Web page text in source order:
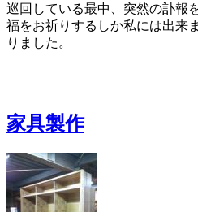
巡回している最中、突然の訃報
福をお祈りするしか私には出来
りました。
家具製作